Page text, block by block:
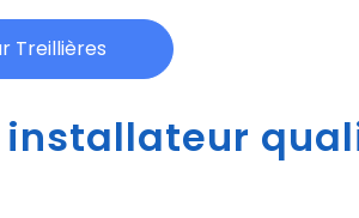
Treillières
installateur